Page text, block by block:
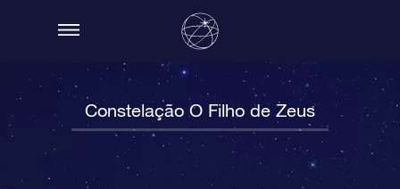
Constelação O Filho de Zeus